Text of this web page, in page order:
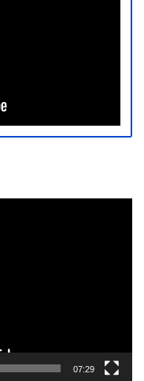
07:29